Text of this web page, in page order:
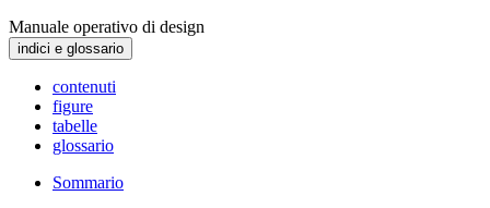
Manuale operativo di design
indici e glossario
contenuti
figure
tabelle
glossario
Sommario